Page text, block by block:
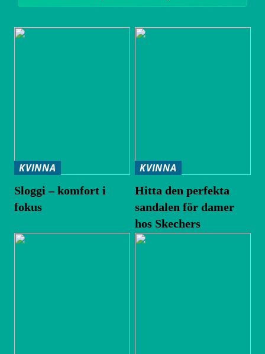
KVINNA
Sloggi – komfort i
fokus
KVINNA
Hitta den perfekta
sandalen för damer
hos Skechers